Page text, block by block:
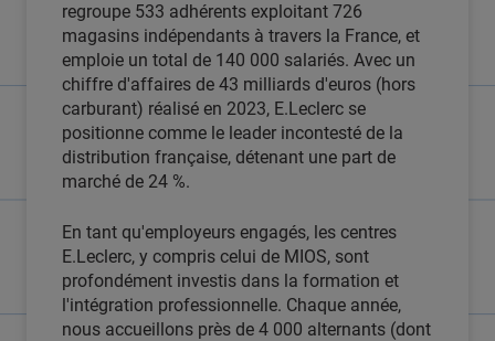
regroupe 533 adhérents exploitant 726
magasins indépendants à travers la France, et
emploie un total de 140 000 salariés. Avec un
chiffre d'affaires de 43 milliards d'euros (hors
carburant) réalisé en 2023, E.Leclerc se
positionne comme le leader incontesté de la
distribution française, détenant une part de
marché de 24 %.
En tant qu'employeurs engagés, les centres
E.Leclerc, y compris celui de MIOS, sont
profondément investis dans la formation et
l'intégration professionnelle. Chaque année,
nous accueillons près de 4 000 alternants (dont